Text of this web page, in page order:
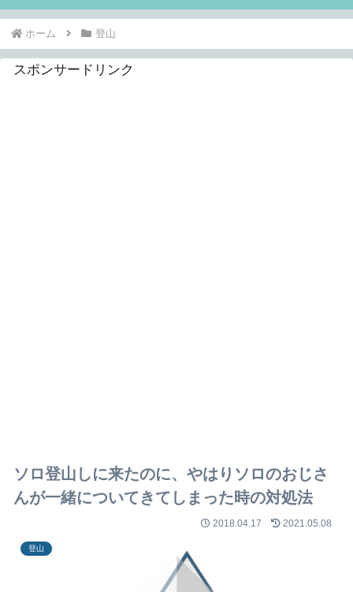
ホーム 登山
スポンサードリンク
ソロ登山しに来たのに、やはりソロのおじさ
んが一緒についてきてしまった時の対処法
2018.04.17 2021.05.08
登山